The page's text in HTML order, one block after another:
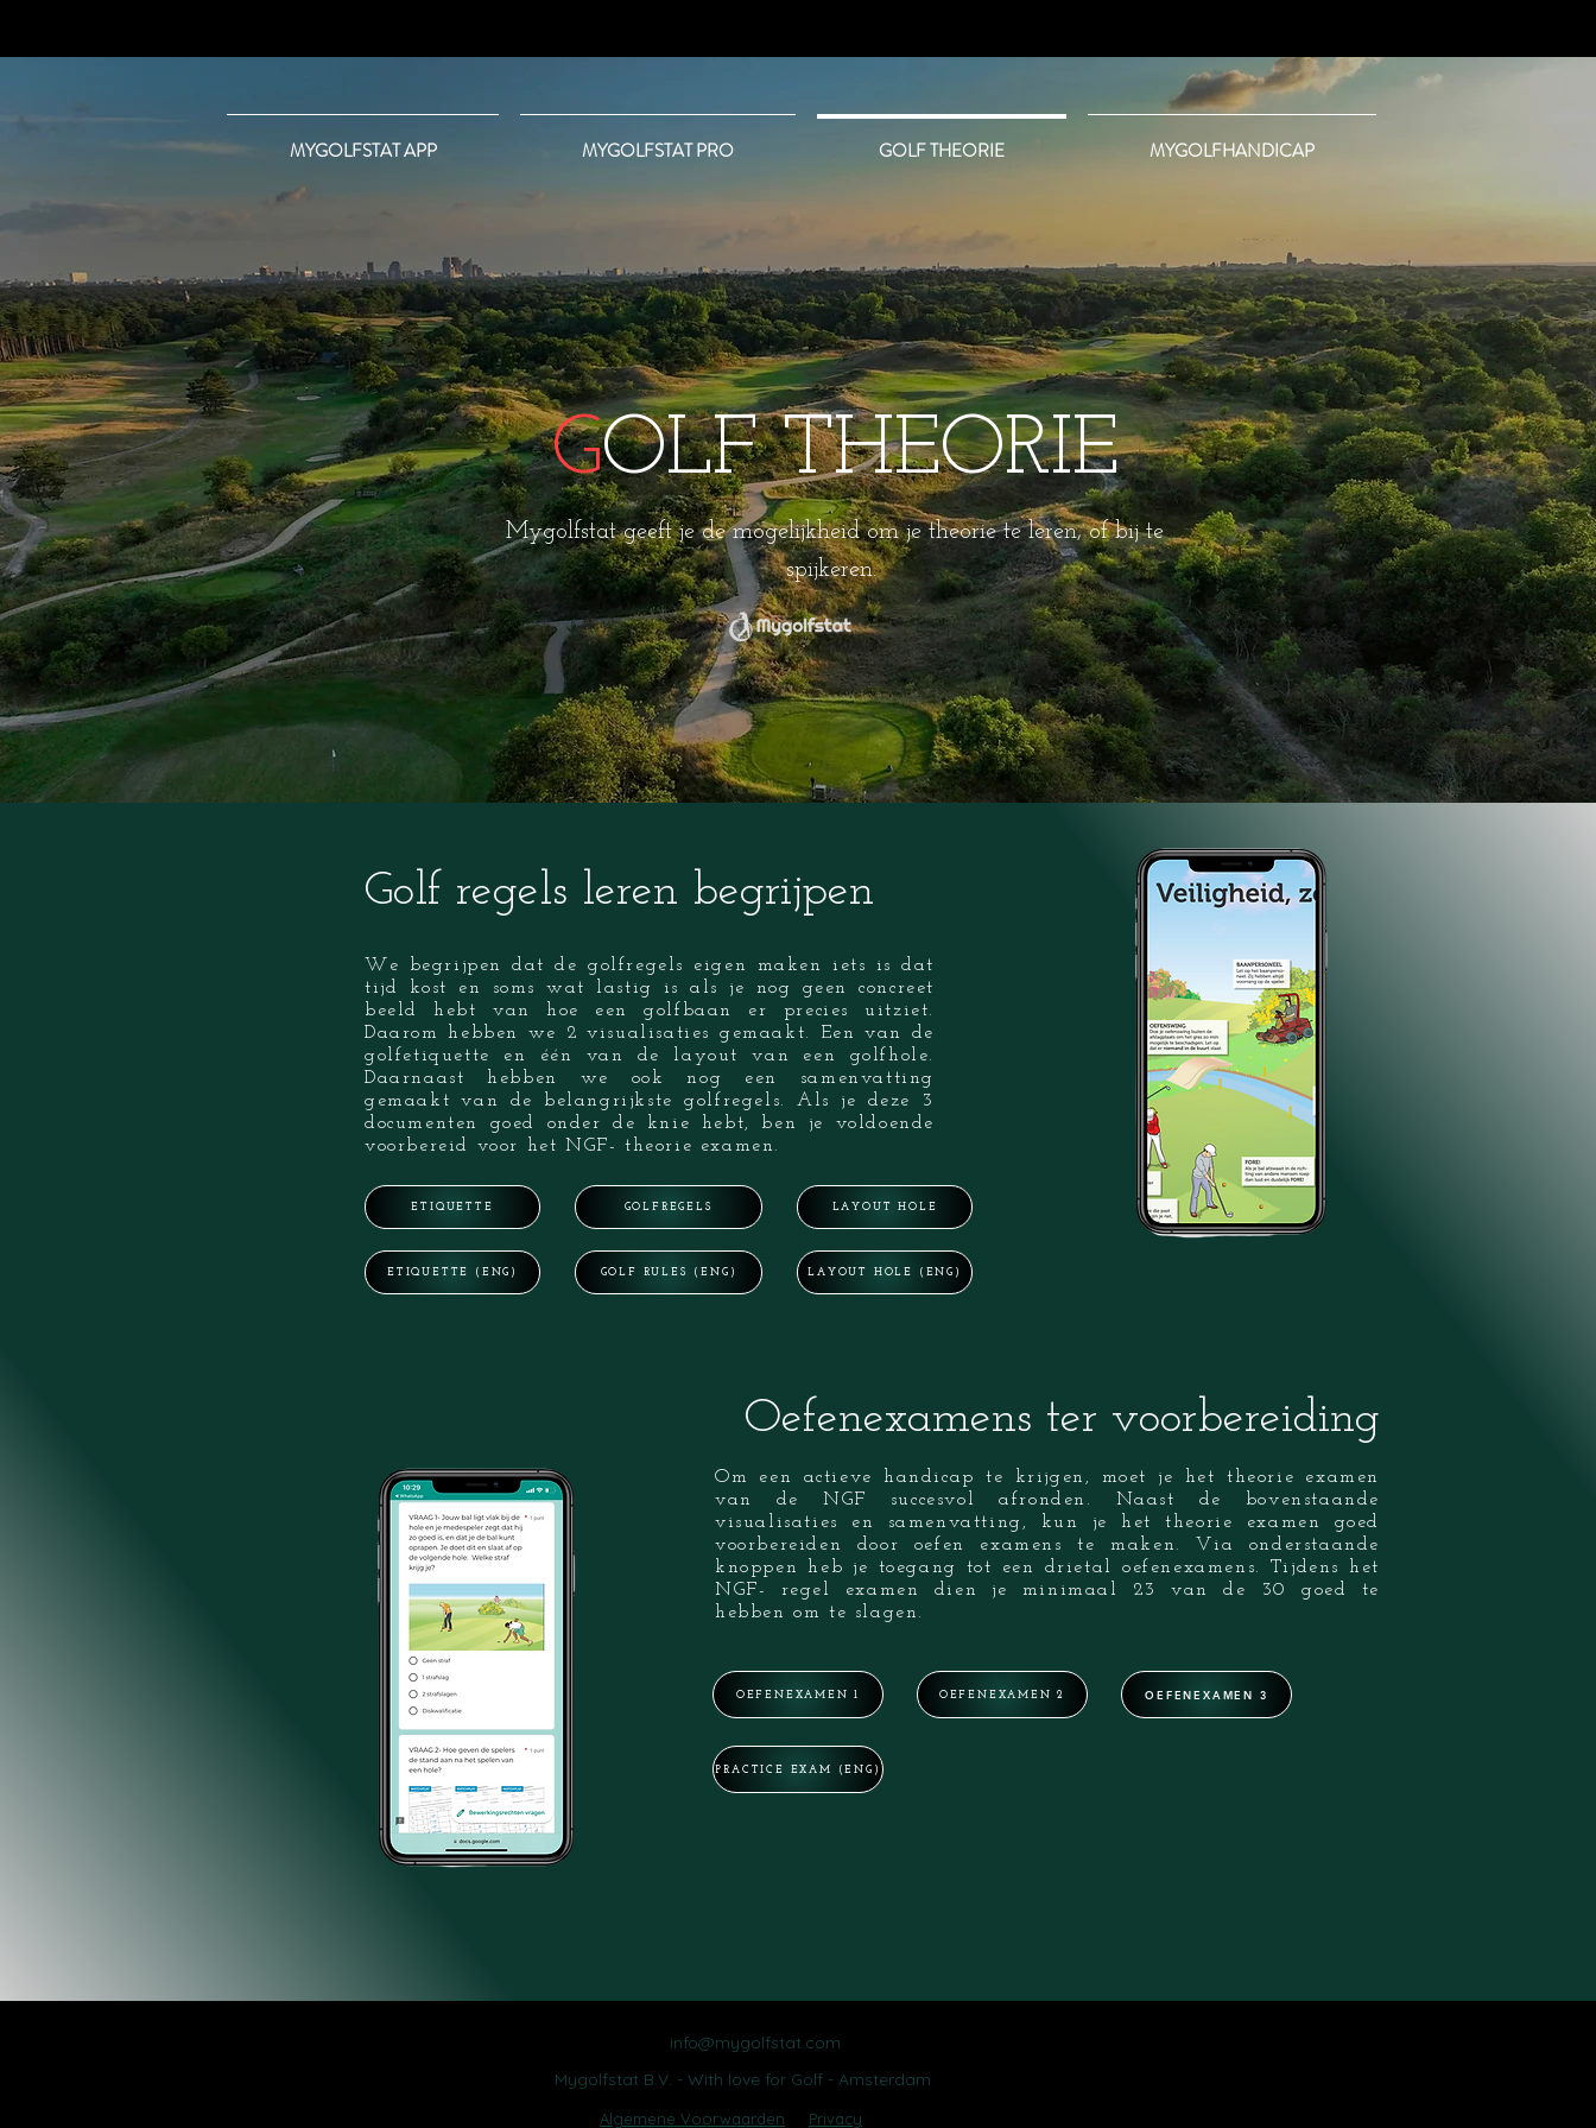
MYGOLFSTAT APP MYGOLFSTAT PRO GOLF THEORIE MYGOLFHANDICAP
GOLF THEORIE
Mygolfstat geeft je de mogelijkheid om je theorie te leren, of bij te
spijkeren.
Golf regels leren begrijpen
We begrijpen dat de golfregels eigen maken iets is dat
tijd kost en soms wat lastig is als je nog geen concreet
beeld hebt van hoe een golfbaan er precies uitziet.
Daarom hebben we 2 visualisaties gemaakt. Een van de
golfetiquette en één van de layout van een golfhole.
Daarnaast hebben we ook nog een samenvatting
gemaakt van de belangrijkste golfregels. Als je deze 3
documenten goed onder de knie hebt, ben je voldoende
voorbereid voor het NGF- theorie examen.
ETIQUETTE
ETIQUETTE (ENG)
GOLFREGELS
GOLF RULES (ENG)
LAYOUT HOLE
LAYOUT HOLE (ENG)
Oefenexamens ter voorbereiding
Om een actieve handicap te krijgen, moet je het theorie examen
van de NGF succesvol afronden. Naast de bovenstaande
visualisaties en samenvatting, kun je het theorie examen goed
voorbereiden door oefen examens te maken. Via onderstaande
knoppen heb je toegang tot een drietal oefenexamens. Tijdens het
NGF- regel examen dien je minimaal 23 van de 30 goed te
hebben om te slagen.
OEFENEXAMEN 1 OEFENEXAMEN 2 OEFENEXAMEN 3
PRACTICE EXAM (ENG)
info@mygolfstat.com
Mygolfstat B.V. - With love for Golf - Amsterdam
Algemene Voorwaarden Privacy